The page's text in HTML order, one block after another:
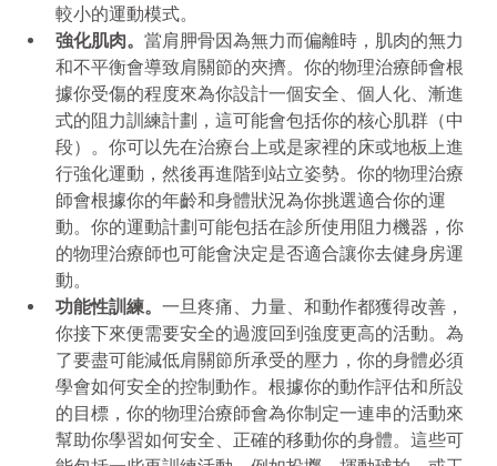
較小的運動模式。
強化肌肉。 當肩胛骨因為無力而偏離時，肌肉的無力
和不平衡會導致肩關節的夾擠。你的物理治療師會根
據你受傷的程度來為你設計一個安全、個人化、漸進
式的阻力訓練計劃，這可能會包括你的核心肌群（中
段）。你可以先在治療台上或是家裡的床或地板上進
行強化運動，然後再進階到站立姿勢。你的物理治療
師會根據你的年齡和身體狀況為你挑選適合你的運
動。你的運動計劃可能包括在診所使用阻力機器，你
的物理治療師也可能會決定是否適合讓你去健身房運
動。
功能性訓練。 一旦疼痛、力量、和動作都獲得改善，
你接下來便需要安全的過渡回到強度更高的活動。為
了要盡可能減低肩關節所承受的壓力，你的身體必須
學會如何安全的控制動作。根據你的動作評估和所設
的目標，你的物理治療師會為你制定一連串的活動來
幫助你學習如何安全、正確的移動你的身體。這些可